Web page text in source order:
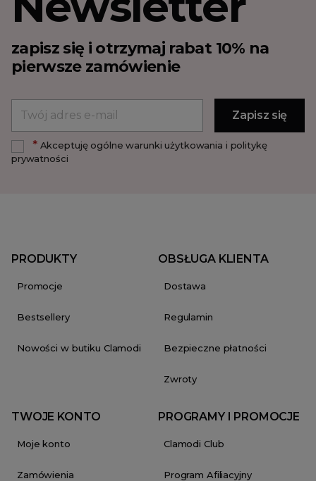
zapisz się i otrzymaj rabat 10% na
pierwsze zamówienie
*Akceptuję ogólne warunki użytkowania i politykę
prywatności
PRODUKTY
Promocje
Bestsellery
Nowości w butiku Clamodi
OBSŁUGA KLIENTA
Dostawa
Regulamin
Bezpieczne płatności
Zwroty
TWOJE KONTO
Moje konto
Zamówienia
PROGRAMY I PROMOCJE
Clamodi Club
Program Afiliacyjny